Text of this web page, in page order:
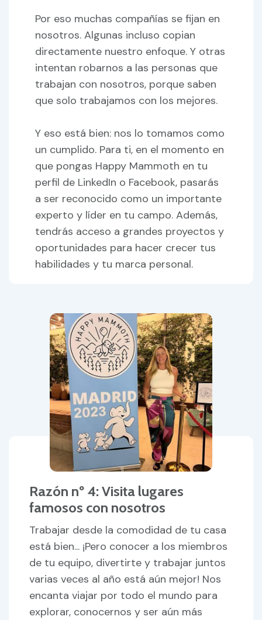
Por eso muchas compañías se fijan en
nosotros. Algunas incluso copian
directamente nuestro enfoque. Y otras
intentan robarnos a las personas que
trabajan con nosotros, porque saben
que solo trabajamos con los mejores.
Y eso está bien: nos lo tomamos como
un cumplido. Para ti, en el momento en
que pongas Happy Mammoth en tu
perfil de LinkedIn o Facebook, pasarás
a ser reconocido como un importante
experto y líder en tu campo. Además,
tendrás acceso a grandes proyectos y
oportunidades para hacer crecer tus
habilidades y tu marca personal.
Razón nº 4: Visita lugares
famosos con nosotros
Trabajar desde la comodidad de tu casa
está bien... ¡Pero conocer a los miembros
de tu equipo, divertirte y trabajar juntos
varias veces al año está aún mejor! Nos
encanta viajar por todo el mundo para
explorar, conocernos y ser aún más